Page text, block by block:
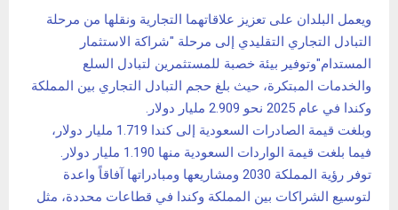
ويعمل البلدان على تعزيز علاقاتهما التجارية ونقلها من مرحلة
التبادل التجاري التقليدي إلى مرحلة "شراكة الاستثمار
المستدام"وتوفير بيئة خصبة للمستثمرين لتبادل السلع
والخدمات المبتكرة، حيث بلغ حجم التبادل التجاري بين المملكة
وكندا في عام 2025 نحو 2.909 مليار دولار.
وبلغت قيمة الصادرات السعودية إلى كندا 1.719 مليار دولار،
فيما بلغت قيمة الواردات السعودية منها 1.190 مليار دولار.
توفر رؤية المملكة 2030 ومشاريعها ومبادراتها آفاقاً واعدة
لتوسيع الشراكات بين المملكة وكندا في قطاعات محددة، مثل